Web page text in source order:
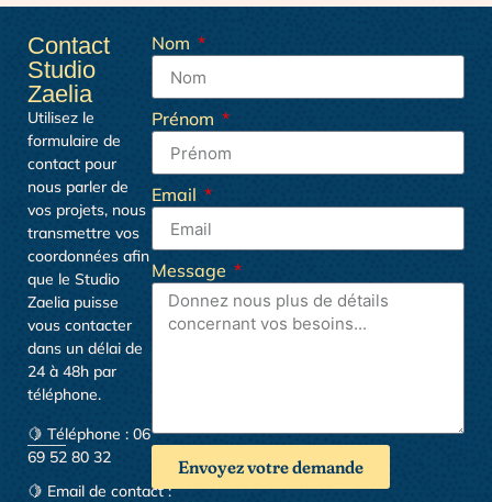
Contact
Studio
Zaelia
Utilisez le
formulaire de
contact pour
nous parler de
vos projets, nous
transmettre vos
coordonnées afin
que le Studio
Zaelia puisse
vous contacter
dans un délai de
24 à 48h par
téléphone.
🍋 Téléphone : 06
69 52 80 32
🍋 Email de contact :
Nom
Prénom
Email
Message
Envoyez votre demande